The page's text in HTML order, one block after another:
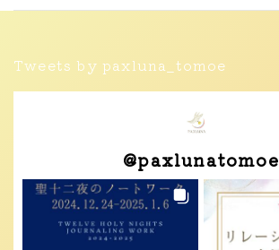
Tweets by paxluna_tomoe
@paxlunatomoe